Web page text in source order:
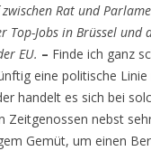
Rat und
Top-Jobs in Brüssel und
EU. – Finde ich ganz
eine politische Linie
handelt es sich bei
Zeitgenossen nebst
Gemüt, um einen